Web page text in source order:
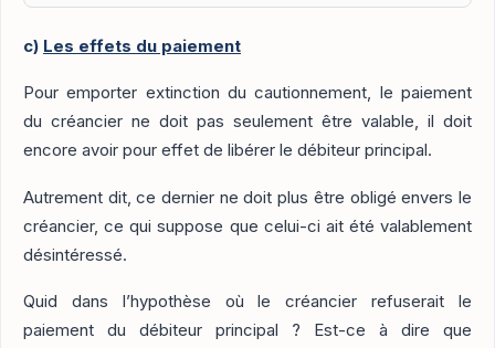
c) Les effets du paiement
Pour emporter extinction du cautionnement, le paiement
du créancier ne doit pas seulement être valable, il doit
encore avoir pour effet de libérer le débiteur principal.
Autrement dit, ce dernier ne doit plus être obligé envers le
créancier, ce qui suppose que celui-ci ait été valablement
désintéressé.
Quid dans l’hypothèse où le créancier refuserait le
paiement du débiteur principal ? Est-ce à dire que